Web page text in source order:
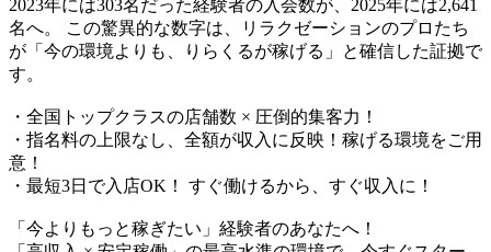
2023年には303名だった経験者の入会数が、2025年には2,641
名へ。 この驚異的な数字は、リラクゼーションのプロたち
が「今の環境よりも、りらくるが稼げる」と確信した証拠で
す。
・全国トップクラスの店舗数 × 圧倒的集客力！
・指名料の上限なし、全額が収入に反映！稼げる環境をご用
意！
・最短3日で入店OK！ すぐ働けるから、すぐ収入に！
「今よりもっと稼ぎたい」経験者のあなたへ！